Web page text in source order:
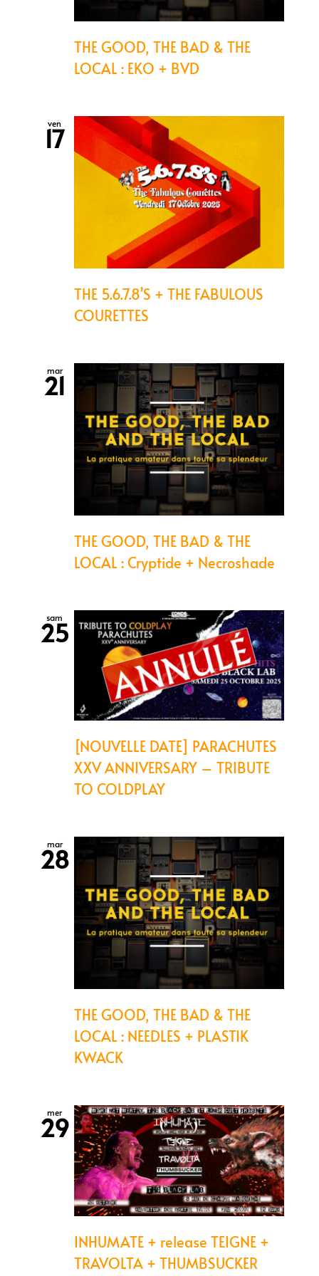
THE GOOD, THE BAD & THE
LOCAL : EKO + BVD
ven
17
THE 5.6.7.8’S + THE FABULOUS
COURETTES
mar
21
THE GOOD, THE BAD & THE
LOCAL : Cryptide + Necroshade
sam
25
[NOUVELLE DATE] PARACHUTES
XXV ANNIVERSARY – TRIBUTE
TO COLDPLAY
mar
28
THE GOOD, THE BAD & THE
LOCAL : NEEDLES + PLASTIK
KWACK
mer
29
INHUMATE + release TEIGNE +
TRAVOLTA + THUMBSUCKER